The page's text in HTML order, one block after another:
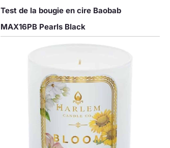
Test de la bougie en cire Baobab
MAX16PB Pearls Black